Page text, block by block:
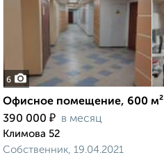
6
Офисное помещение, 600 м²
390 000 ₽ в месяц
Климова 52
Собственник, 19.04.2021